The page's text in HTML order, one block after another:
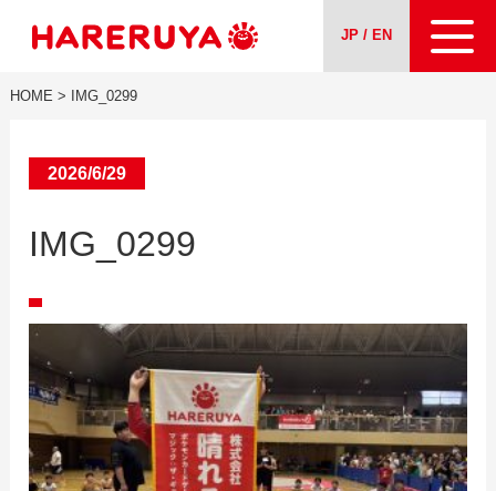
JP / EN
About us
Our Services
HOME > IMG_0299
2026/6/29
IMG_0299